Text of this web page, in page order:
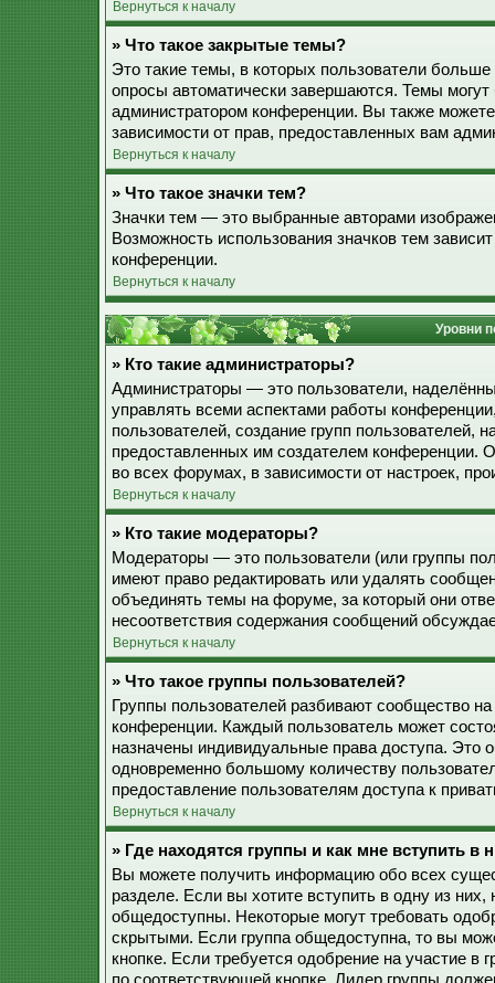
Вернуться к началу
» Что такое закрытые темы?
Это такие темы, в которых пользователи
опросы автоматически завершаются. Темы
администратором конференции. Вы также
зависимости от прав, предоставленных вам
Вернуться к началу
» Что такое значки тем?
Значки тем — это выбранные авторами
Возможность использования значков тем
конференции.
Вернуться к началу
Уровни
» Кто такие администраторы?
Администраторы — это пользователи,
управлять всеми аспектами работы
пользователей, создание групп пользователей,
предоставленных им создателем конференции.
во всех форумах, в зависимости от настроек,
Вернуться к началу
» Кто такие модераторы?
Модераторы — это пользователи (или группы
имеют право редактировать или удалять
объединять темы на форуме, за который они
несоответствия содержания сообщений
Вернуться к началу
» Что такое группы пользователей?
Группы пользователей разбивают сообщество
конференции. Каждый пользователь может
назначены индивидуальные права доступа. Это
одновременно большому количеству
предоставление пользователям доступа к
Вернуться к началу
» Где находятся группы и как мне вступить в
Вы можете получить информацию обо всех
разделе. Если вы хотите вступить в одну из
общедоступны. Некоторые могут требовать
скрытыми. Если группа общедоступна, то вы
кнопке. Если требуется одобрение на участие в